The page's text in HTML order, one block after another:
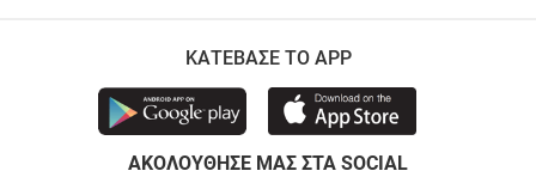
ΚΑΤΕΒΑΣΕ ΤΟ APP
ΑΚΟΛΟΥΘΗΣΕ ΜΑΣ ΣΤΑ SOCIAL